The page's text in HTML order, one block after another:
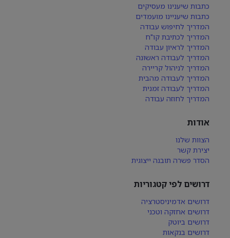
כתבות שיענינו מעסיקים
כתבות שיעניינו מועמדים
המדריך לחיפוש עבודה
המדריך לכתיבת קו"ח
המדריך לראיון עבודה
המדריך לעבודה ראשונה
המדריך לניהול קריירה
המדריך לעבודה מהבית
המדריך לעבודה זמנית
המדריך לחוזה עבודה
אודות
הצוות שלנו
יצירת קשר
הסדר פשרה תובנה ייצוגית
דרושים לפי קטגוריות
דרושים אדמיניסטרציה
דרושים אחזקה וטכני
דרושים ביוטק
דרושים בנקאות